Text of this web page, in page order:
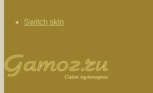
Switch skin